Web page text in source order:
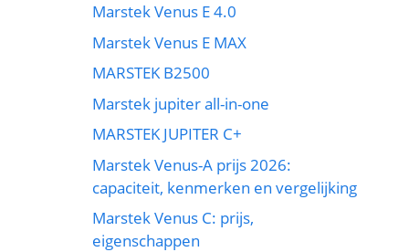
Marstek Venus E 4.0
Marstek Venus E MAX
MARSTEK B2500
Marstek jupiter all-in-one
MARSTEK JUPITER C+
Marstek Venus-A prijs 2026:
capaciteit, kenmerken en vergelijking
Marstek Venus C: prijs,
eigenschappen